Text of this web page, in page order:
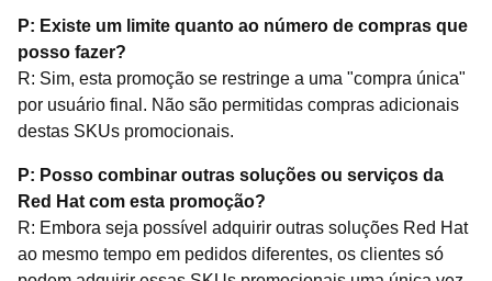
P: Existe um limite quanto ao número de compras que
posso fazer?
R: Sim, esta promoção se restringe a uma "compra única"
por usuário final. Não são permitidas compras adicionais
destas SKUs promocionais.
P: Posso combinar outras soluções ou serviços da
Red Hat com esta promoção?
R: Embora seja possível adquirir outras soluções Red Hat
ao mesmo tempo em pedidos diferentes, os clientes só